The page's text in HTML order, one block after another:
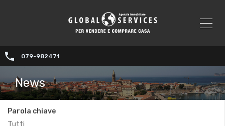
079-982471
News
Parola chiave